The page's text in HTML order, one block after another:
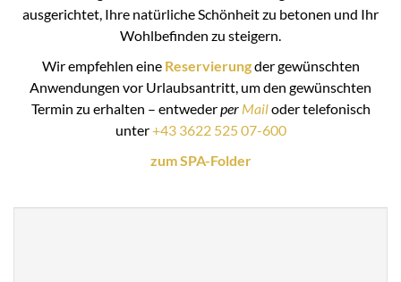
ausgerichtet, Ihre natürliche Schönheit zu betonen und Ihr
Wohlbefinden zu steigern.
Wir empfehlen eine Reservierungder gewünschten
Anwendungen vor Urlaubsantritt, um den gewünschten
Termin zu erhalten – entwederper Mailoder telefonisch
unter+43 3622 525 07-600
zum SPA-Folder